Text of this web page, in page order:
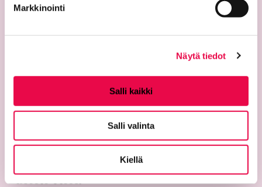
Markkinointi
Näytä tiedot
Salli kaikki
Salli valinta
Kiellä
ti–su 11–17